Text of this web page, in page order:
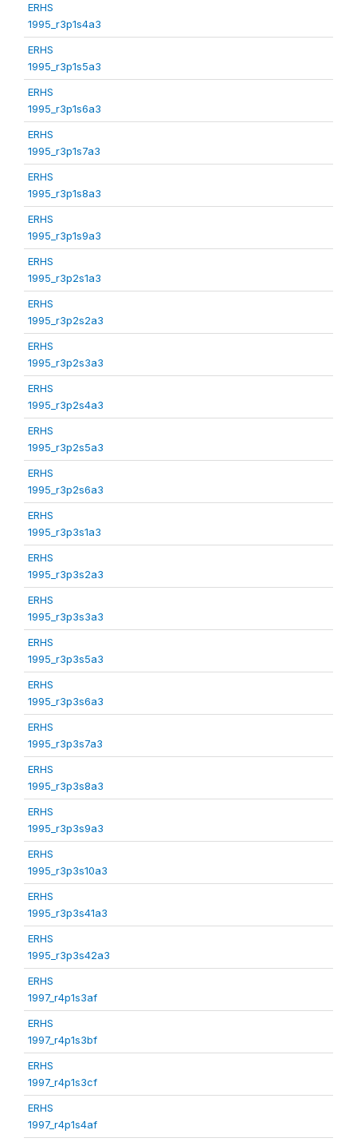
ERHS
1995_r3p1s4a3
ERHS
1995_r3p1s5a3
ERHS
1995_r3p1s6a3
ERHS
1995_r3p1s7a3
ERHS
1995_r3p1s8a3
ERHS
1995_r3p1s9a3
ERHS
1995_r3p2s1a3
ERHS
1995_r3p2s2a3
ERHS
1995_r3p2s3a3
ERHS
1995_r3p2s4a3
ERHS
1995_r3p2s5a3
ERHS
1995_r3p2s6a3
ERHS
1995_r3p3s1a3
ERHS
1995_r3p3s2a3
ERHS
1995_r3p3s3a3
ERHS
1995_r3p3s5a3
ERHS
1995_r3p3s6a3
ERHS
1995_r3p3s7a3
ERHS
1995_r3p3s8a3
ERHS
1995_r3p3s9a3
ERHS
1995_r3p3s10a3
ERHS
1995_r3p3s41a3
ERHS
1995_r3p3s42a3
ERHS
1997_r4p1s3af
ERHS
1997_r4p1s3bf
ERHS
1997_r4p1s3cf
ERHS
1997_r4p1s4af